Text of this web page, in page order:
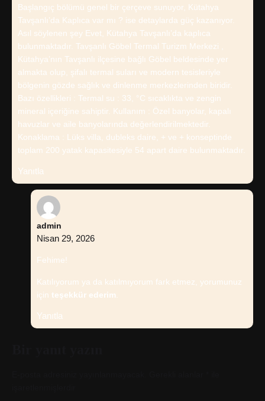
Başlangıç bölümü genel bir çerçeve sunuyor, Kütahya
Tavşanlı’da Kaplıca var mı ? ise detaylarda güç kazanıyor.
Asıl söylenen şey Evet, Kütahya Tavşanlı’da kaplıca
bulunmaktadır. Tavşanlı Göbel Termal Turizm Merkezi ,
Kütahya’nın Tavşanlı ilçesine bağlı Göbel beldesinde yer
almakta olup, şifalı termal suları ve modern tesisleriyle
bölgenin gözde sağlık ve dinlenme merkezlerinden biridir.
Bazı özellikleri : Termal su : 33, °C sıcaklıkta ve zengin
mineral içeriğine sahiptir. Kullanım : Özel banyolar, kapalı
havuzlar ve aile banyolarında değerlendirilmektedir.
Konaklama : Lüks villa, dubleks daire, + ve + konseptinde
toplam 200 yatak kapasitesiyle 54 apart daire bulunmaktadır.
Yanıtla
admin
Nisan 29, 2026
Fehime!
Katılıyorum ya da katılmıyorum fark etmez, yorumunuz
için teşekkür ederim
Yanıtla